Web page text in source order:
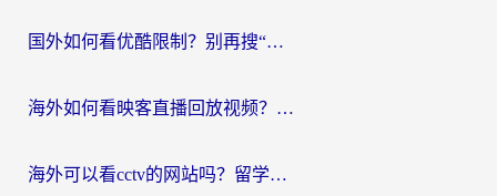
国外如何看优酷限制？别再搜“在日本哪个软件可以看中国电视剧”，这篇教你搞定
海外如何看映客直播回放视频？这份攻略帮你搞定（附腾讯优酷观看技巧）
海外可以看cctv的网站吗？留学生亲测有效的回国追剧方案